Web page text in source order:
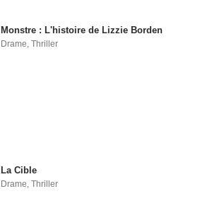
Monstre : L'histoire de Lizzie Borden
Drame,Thriller
La Cible
Drame,Thriller